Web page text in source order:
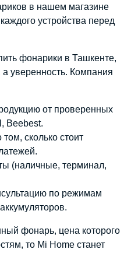
в нашем магазине
устройства перед
фонарики в Ташкенте,
уверенность. Компания
от проверенных
Beebest.
сколько стоит
(наличные, терминал,
по режимам
фонарь, цена которого
то Mi Home станет